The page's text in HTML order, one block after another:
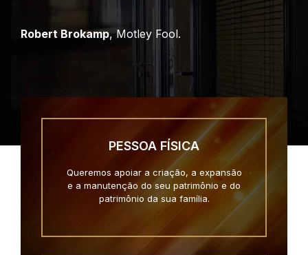
Robert Brokamp, Motley Fool.
PESSOA FÍSICA
Queremos apoiar a criação, a expansão
e a manutenção do seu patrimônio e do
patrimônio da sua família.